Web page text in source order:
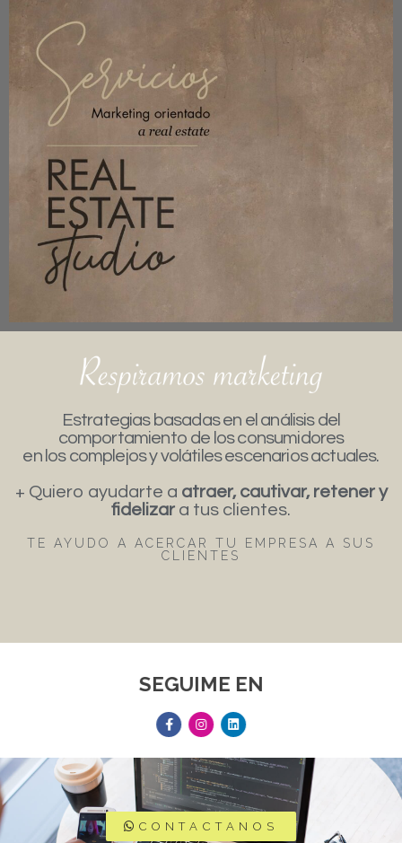
Estrategias basadas en el análisis del
comportamiento de los consumidores
en los complejos y volátiles escenarios actuales.
+ Quiero ayudarte a atraer, cautivar, retener y
fidelizar a tus clientes.
TE AYUDO A ACERCAR TU EMPRESA A SUS
CLIENTES
SEGUIME EN
CONTACTANOS